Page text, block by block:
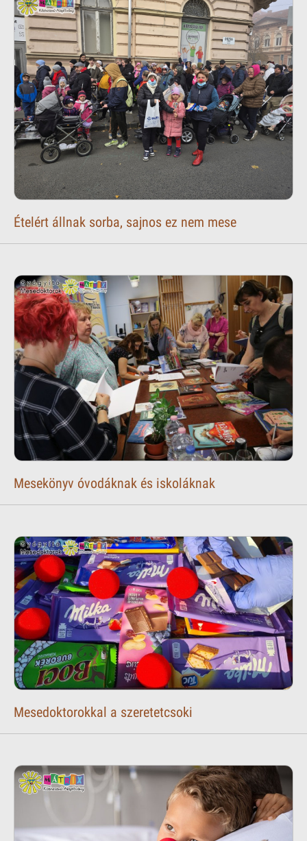
Ételért állnak sorba, sajnos ez nem mese
Mesekönyv óvodáknak és iskoláknak
Mesedoktorokkal a szeretetcsoki